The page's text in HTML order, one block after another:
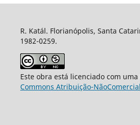
R. Katál. Florianópolis, Santa
1982-0259.
Este obra está licenciado com uma
Commons Atribuição-